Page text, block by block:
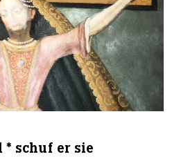
* schuf er sie